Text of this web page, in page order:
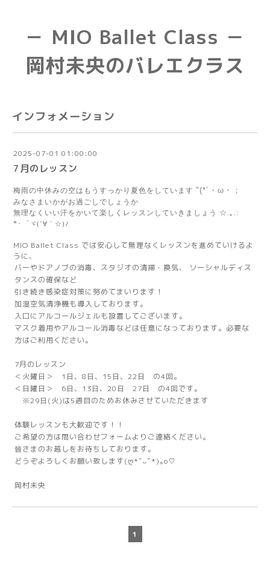
－ MIO Ballet Class －
岡村未央のバレエクラス
インフォメーション
2025-07-01 01:00:00
7月のレッスン
梅雨の中休みの空はもうすっかり夏色をしています "(*´・ω・；ゞ
みなさまいかがお過ごしでしょうか
無理なくいい汗をかいて楽しくレッスンしていきましょう ☆.｡.:
*･゜ ヾ(´∀｀☆)ﾉ
MIO Ballet Class では安心して無理なくレッスンを進めていけるよ
うに、
バーやドアノブの消毒、スタジオの清掃・換気、 ソーシャルディス
タンスの確保など
引き続き感染症対策に努めてまいります！
加湿空気清浄機も導入しております。
入口にアルコールジェルも設置してございます。
マスク着用やアルコール消毒などは任意になっております。必要な
方はご利用ください。
7月のレッスン
＜火曜日＞ 1日、8日、15日、22日 の4回。
＜日曜日＞ 6日、13日、20日 27日 の4回です。
※29日(火)は5週目のためお休みさせていただきます
体験レッスンも大歓迎です！！
ご希望の方は問い合わせフォームよりご連絡ください。
皆さまのお越しをお待ちしております。
どうぞよろしくお願い致します(ღ*ˇᴗˇ*)｡o♡
岡村未央
1